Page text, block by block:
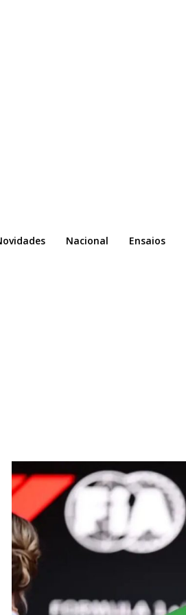
Nacional Ensaios